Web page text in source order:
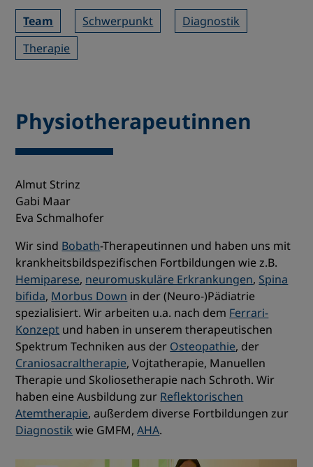
Team Schwerpunkt
Diagnostik
Therapie
Physiotherapeutinnen
Almut Strinz
Gabi Maar
Eva Schmalhofer
Wir sind Bobath-Therapeutinnen und haben uns mit
krankheitsbildspezifischen Fortbildungen wie z.B.
Hemiparese, neuromuskuläre Erkrankungen, Spina
bifida, Morbus Down in der (Neuro-)Pädiatrie
spezialisiert. Wir arbeiten u.a. nach dem Ferrari-
Konzept und haben in unserem therapeutischen
Spektrum Techniken aus der Osteopathie, der
Craniosacraltherapie, Vojtatherapie, Manuellen
Therapie und Skoliosetherapie nach Schroth. Wir
haben eine Ausbildung zur Reflektorischen
Atemtherapie, außerdem diverse Fortbildungen zur
Diagnostik wie GMFM,AHA.